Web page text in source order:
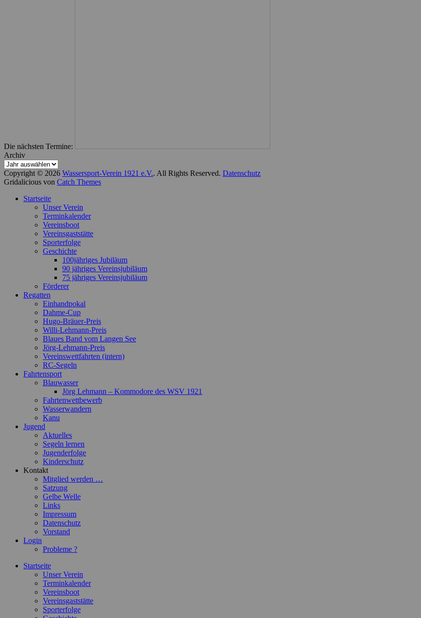
Die nächsten Termine:
Archiv
Copyright © 2026 Wassersport-Verein 1921 e.V.. All Rights Reserved. Datenschutz
Gridalicious von Catch Themes
oben
Startseite
Unser Verein
Terminkalender
Vereinsboot
Vereinsgaststätte
Sporterfolge
Geschichte
100jähriges Jubiläum
90 jähriges Vereinsjubiläum
75 jähriges Vereinsjubiläum
Förderer
Regatten
Einhandpokal
Dahme-Cup
Hugo-Bräuer-Preis
Willi-Lehmann-Preis
Blaues Band vom Langen See
Jörg-Lehmann-Preis
Vereinswettfahrten (intern)
RC-Segeln
Fahrtensport
Blauwasser
Jörg Lehmann – Kommodore des WSV 1921
Fahrtenwettbewerb
Wasserwandern
Kanu
Jugend
Aktuelles
Segeln lernen
Jugenderfolge
Kinderschutz
Kontakt
Mitglied werden …
Satzung
Gelbe Welle
Links
Impressum
Datenschutz
Vorstand
Login
Probleme ?
Startseite
Unser Verein
Terminkalender
Vereinsboot
Vereinsgaststätte
Sporterfolge